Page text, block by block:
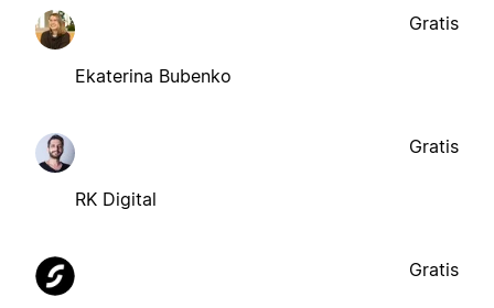
Ekaterina Bubenko
Gratis
RK Digital
Gratis
Gratis